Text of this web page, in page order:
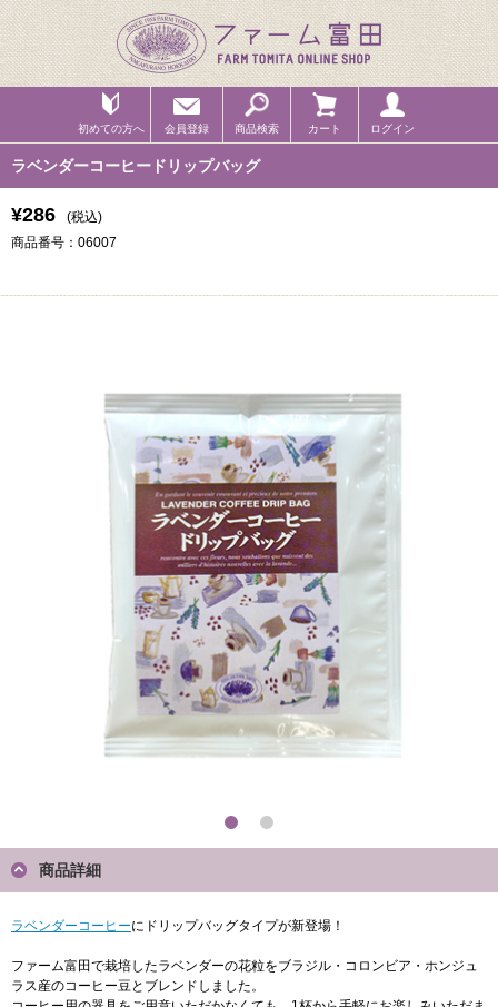
初めての方へ 会員登録 商品検索 カート ログイン
ラベンダーコーヒードリップバッグ
¥286
(税込)
商品番号：06007
商品詳細
ラベンダーコーヒーにドリップバッグタイプが新登場！
ファーム富田で栽培したラベンダーの花粒をブラジル・コロンビア・ホンジュ
ラス産のコーヒー豆とブレンドしました。